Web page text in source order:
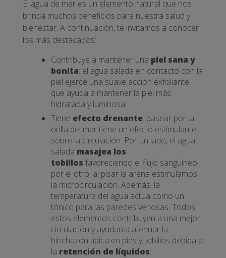
El agua de mar es un elemento natural que nos
brinda muchos beneficios para nuestra salud y
bienestar. A continuación, te invitamos a conocer
los más destacados:
Contribuye a mantener una piel sana y
bonita: el agua salada en contacto con la
piel ejerce una suave acción exfoliante
que ayuda a mantener la piel más
hidratada y luminosa.
Tiene efecto drenante: pasear por la
orilla del mar tiene un efecto estimulante
sobre la circulación. Por un lado, el agua
salada masajea los
tobillos favoreciendo el flujo sanguíneo,
por el otro, al pisar la arena estimulamos
la microcirculación. Además, la
temperatura del agua actúa como un
tónico para las paredes venosas. Todos
estos elementos contribuyen a una mejor
circulación y ayudan a atenuar la
hinchazón típica en pies y tobillos debida a
la retención de líquidos.